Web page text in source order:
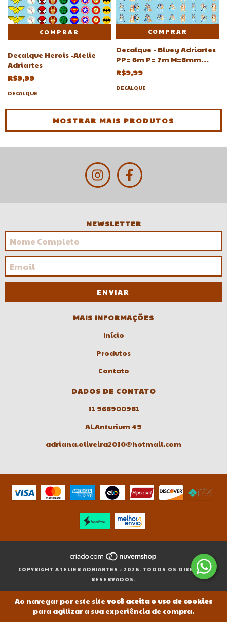
Ao navegar por este site você aceita o uso de cookies
para agilizar a sua experiência de compra.
Decalque Herois -Atelie
Adriartes
R$9,99
DECALQUE
COMPRAR
Decalque - Bluey Adriartes
PP= 6m P= 7m M=8mm
G=9mm GG=10 mm(Abaixo
quantidade em cada
cartela)
R$9,99
DECALQUE
MOSTRAR MAIS PRODUTOS
NEWSLETTER
MAIS INFORMAÇÕES
Início
Produtos
Contato
DADOS DE CONTATO
11 968900981
Al.Anturium 49
adriana.oliveira2010@hotmail.com
COPYRIGHT ATELIER ADRIARTES - 2026. TODOS OS DIREITOS
RESERVADOS.